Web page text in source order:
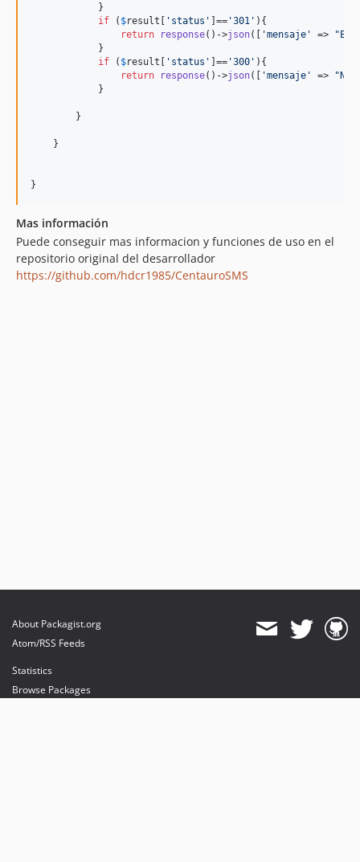
            }
if ( $result ' status ' ]== '301 ' ){
return
response()->json([ 'mensaje ' => "
            }
if ( $result ' status ' ]== '300 ' ){
return
response()->json([ 'mensaje ' => " No
            }
        }
    }
}
Mas información
Puede conseguir mas informacion y funciones de uso en el
repositorio original del desarrollador
https://github.com/hdcr1985/CentauroSMS
About Packagist.org
Atom/RSS Feeds
Statistics
Browse Packages